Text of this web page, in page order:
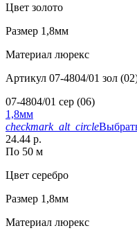
Цвет золото
Размер 1,8мм
Материал люрекс
Артикул 07-4804/01 зол
07-4804/01 сер (06)
1,8мм
checkmark_alt_circle
24.44 р.
По 50 м
Цвет серебро
Размер 1,8мм
Материал люрекс